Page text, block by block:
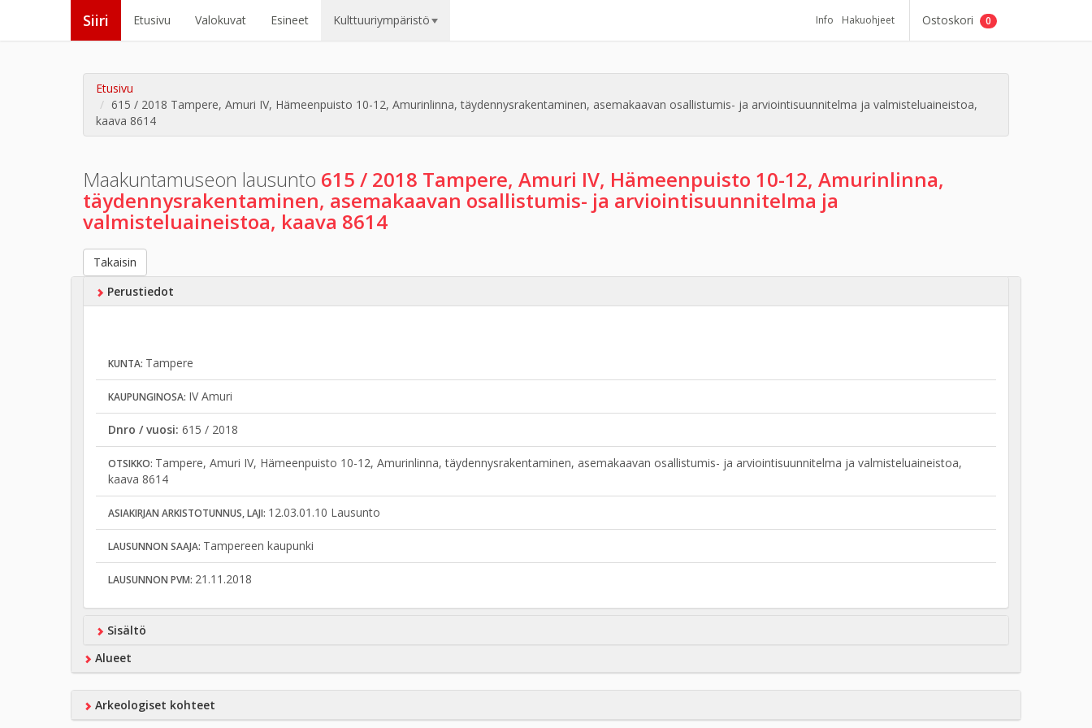
Siiri Etusivu Valokuvat Esineet Kulttuuriympäristö Info Hakuohjeet Ostoskori 0
Etusivu
615 / 2018 Tampere, Amuri IV, Hämeenpuisto 10-12, Amurinlinna, täydennysrakentaminen, asemakaavan osallistumis- ja arviointisuunnitelma ja valmisteluaineistoa,
kaava 8614
Maakuntamuseon lausunto 615 / 2018 Tampere, Amuri IV, Hämeenpuisto 10-12, Amurinlinna,
täydennysrakentaminen, asemakaavan osallistumis- ja arviointisuunnitelma ja
valmisteluaineistoa, kaava 8614
Takaisin
Perustiedot
KUNTA: Tampere
KAUPUNGINOSA: IV Amuri
Dnro / vuosi: 615 / 2018
OTSIKKO: Tampere, Amuri IV, Hämeenpuisto 10-12, Amurinlinna, täydennysrakentaminen, asemakaavan osallistumis- ja arviointisuunnitelma ja valmisteluaineistoa,
kaava 8614
ASIAKIRJAN ARKISTOTUNNUS, LAJI: 12.03.01.10 Lausunto
LAUSUNNON SAAJA: Tampereen kaupunki
LAUSUNNON PVM: 21.11.2018
Sisältö
Alueet
Arkeologiset kohteet